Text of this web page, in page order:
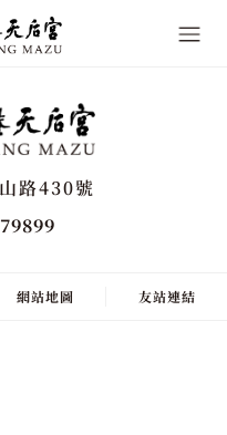
路430號
網站地圖 友站連結